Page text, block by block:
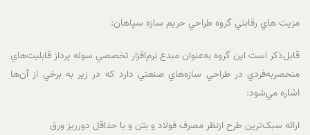
مزيت هاي رقابتي گروه طراحي حريم سازه سپاهان:
قابل‌ذکر است اين گروه به‌عنوان مبدع نرم‌افزار تخصصي سوله پرداز قابليت‌هاي
منحصربه‌فردي در طراحي سازه‌هاي صنعتي دارد که در زير به برخي از آن‌ها
اشاره مي‌شود:
ارائه سبک‌ترين طرح ازنظر مصرف فولاد و بتن و با حداقل دورريز ورق